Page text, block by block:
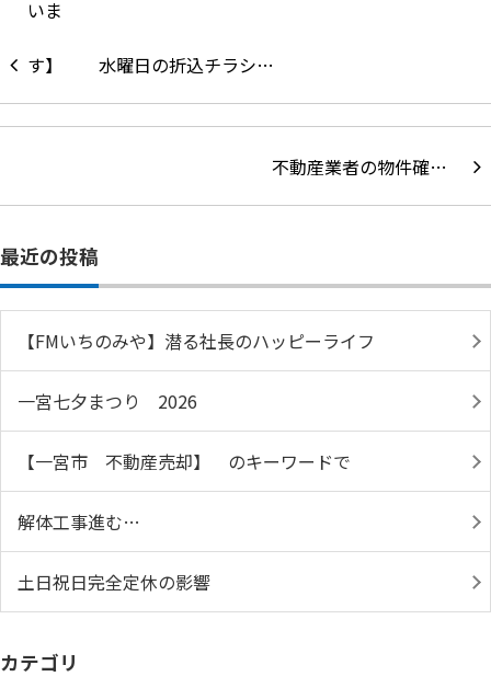
水曜日の折込チラシ…
不動産業者の物件確…
最近の投稿
【FMいちのみや】潜る社長のハッピーライフ
一宮七夕まつり 2026
【一宮市 不動産売却】 のキーワードで
解体工事進む…
土日祝日完全定休の影響
カテゴリ